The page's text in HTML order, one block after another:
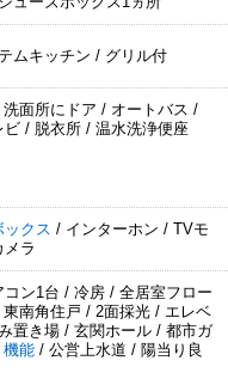
ムキッチン / グリル付
面所にドア / オートバス /
/ 脱衣所 / 温水洗浄便座
ックス / インターホン / TVモ
ラ
ン1台 / 冷房 / 全居室フロー
南角住戸 / 2面採光 / エレベ
置き場 / 玄関ホール / 都市ガ
機能 / 公営上水道 / 陽当り良